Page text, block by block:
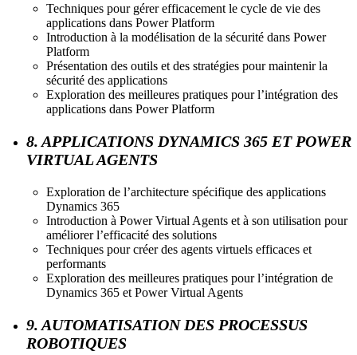
Techniques pour gérer efficacement le cycle de vie des
applications dans Power Platform
Introduction à la modélisation de la sécurité dans Power
Platform
Présentation des outils et des stratégies pour maintenir la
sécurité des applications
Exploration des meilleures pratiques pour l’intégration des
applications dans Power Platform
8. APPLICATIONS DYNAMICS 365 ET POWER
VIRTUAL AGENTS
Exploration de l’architecture spécifique des applications
Dynamics 365
Introduction à Power Virtual Agents et à son utilisation pour
améliorer l’efficacité des solutions
Techniques pour créer des agents virtuels efficaces et
performants
Exploration des meilleures pratiques pour l’intégration de
Dynamics 365 et Power Virtual Agents
9. AUTOMATISATION DES PROCESSUS
ROBOTIQUES